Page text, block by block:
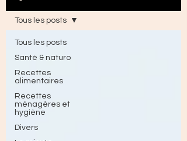
Tous les posts
Santé & naturo
Recettes
alimentaires
Recettes
ménagères et
hygiène
Divers
Tous les posts